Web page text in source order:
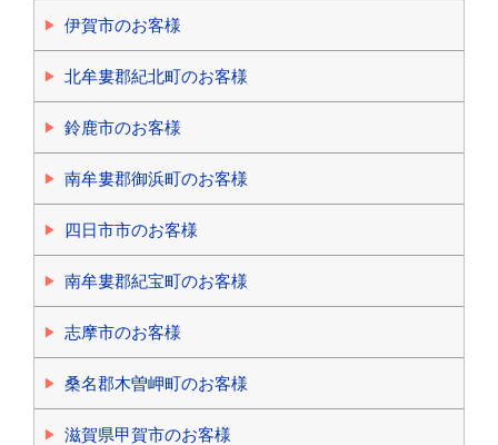
伊賀市のお客様
北牟婁郡紀北町のお客様
鈴鹿市のお客様
南牟婁郡御浜町のお客様
四日市市のお客様
南牟婁郡紀宝町のお客様
志摩市のお客様
桑名郡木曽岬町のお客様
滋賀県甲賀市のお客様